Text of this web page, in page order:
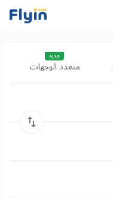
متعدد الوجهات
جديد